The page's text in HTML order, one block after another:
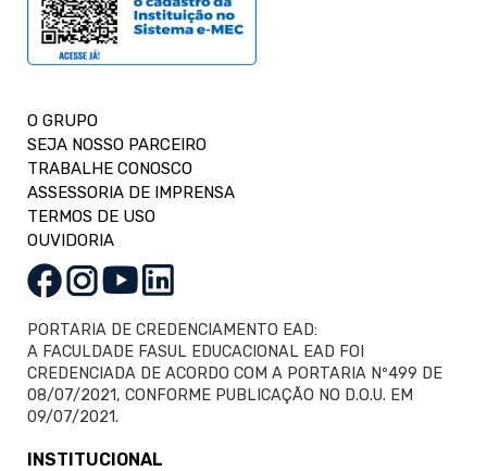
O GRUPO
SEJA NOSSO PARCEIRO
TRABALHE CONOSCO
ASSESSORIA DE IMPRENSA
TERMOS DE USO
OUVIDORIA
PORTARIA DE CREDENCIAMENTO EAD:
A FACULDADE FASUL EDUCACIONAL EAD FOI
CREDENCIADA DE ACORDO COM A PORTARIA Nº499 DE
08/07/2021, CONFORME PUBLICAÇÃO NO D.O.U. EM
09/07/2021.
INSTITUCIONAL